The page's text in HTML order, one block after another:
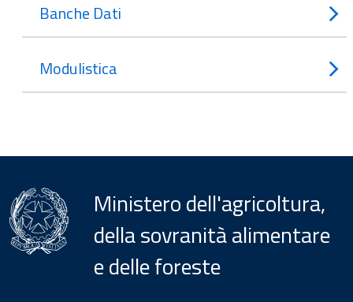
Banche Dati
Modulistica
Ministero dell'agricoltura,
della sovranità alimentare
e delle foreste